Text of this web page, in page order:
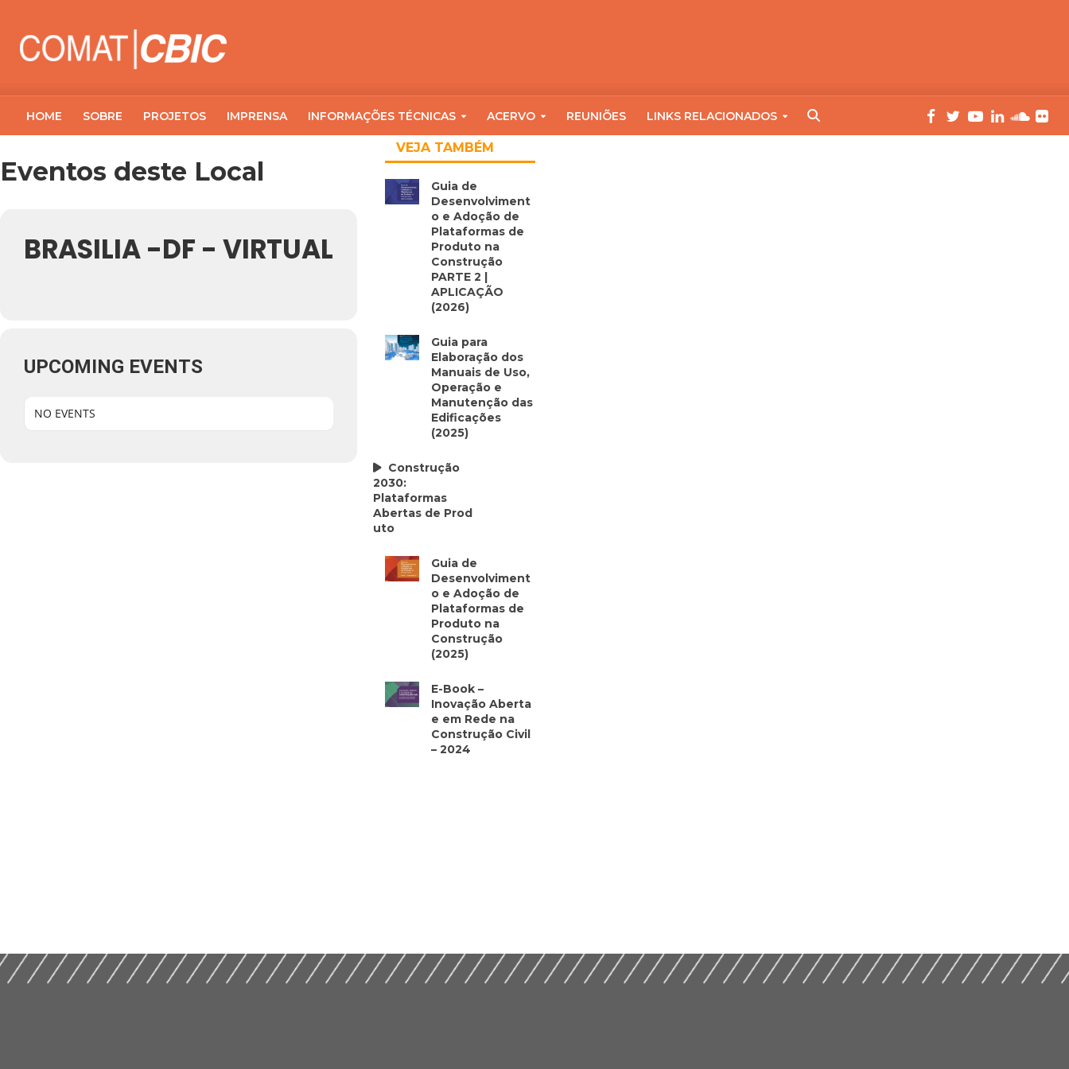
HOME SOBRE PROJETOS IMPRENSA INFORMAÇÕES TÉCNICAS ACERVO REUNIÕES LINKS RELACIONADOS
Eventos deste Local
BRASILIA -DF - VIRTUAL
UPCOMING EVENTS
NO EVENTS
VEJA TAMBÉM
Guia de
Desenvolviment
o e Adoção de
Plataformas de
Produto na
Construção
PARTE 2 |
APLICAÇÃO
(2026)
Guia para
Elaboração dos
Manuais de Uso,
Operação e
Manutenção das
Edificações
(2025)
Construção
2030:
Plataformas
Abertas de Prod
uto
Guia de
Desenvolviment
o e Adoção de
Plataformas de
Produto na
Construção
(2025)
E-Book –
Inovação Aberta
e em Rede na
Construção Civil
– 2024